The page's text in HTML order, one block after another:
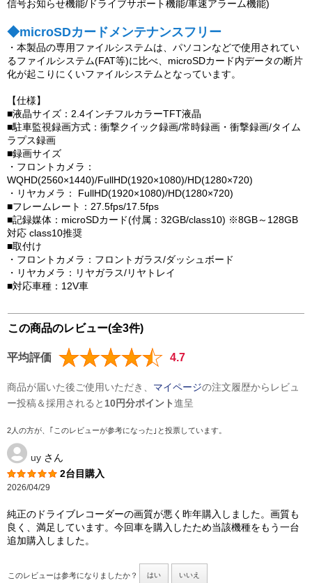
信号お知らせ機能/ドライブサポート機能/車速アラーム機能)
◆microSDカードメンテナンスフリー
・本製品の専用ファイルシステムは、パソコンなどで使用されてい
るファイルシステム(FAT等)に比べ、microSDカード内データの断片
化が起こりにくいファイルシステムとなっています。
【仕様】
■液晶サイズ：2.4インチフルカラーTFT液晶
■駐車監視録画方式：衝撃クイック録画/常時録画・衝撃録画/タイム
ラプス録画
■録画サイズ
・フロントカメラ：
WQHD(2560×1440)/FullHD(1920×1080)/HD(1280×720)
・リヤカメラ： FullHD(1920×1080)/HD(1280×720)
■フレームレート：27.5fps/17.5fps
■記録媒体：microSDカード(付属：32GB/class10) ※8GB～128GB
対応 class10推奨
■取付け
・フロントカメラ：フロントガラス/ダッシュボード
・リヤカメラ：リヤガラス/リヤトレイ
■対応車種：12V車
この商品のレビュー(全3件)
平均評価 4.7
商品が届いた後ご使用いただき、 マイページの注文履歴からレビュ
ー投稿＆採用されると 10円分ポイント進呈
2人の方が、｢このレビューが参考になった｣と投票しています。
uy さん
2台目購入
2026/04/29
純正のドライブレコーダーの画質が悪く昨年購入しました。画質も
良く、満足しています。今回車を購入したため当該機種をもう一台
追加購入しました。
このレビューは参考になりましたか？ はい いいえ